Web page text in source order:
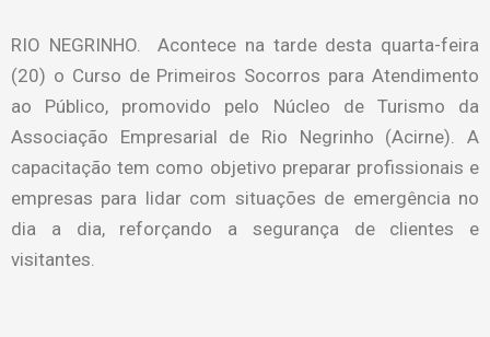
RIO NEGRINHO. Acontece na tarde desta quarta-feira
(20) o Curso de Primeiros Socorros para Atendimento
ao Público, promovido pelo Núcleo de Turismo da
Associação Empresarial de Rio Negrinho (Acirne). A
capacitação tem como objetivo preparar profissionais e
empresas para lidar com situações de emergência no
dia a dia, reforçando a segurança de clientes e
visitantes.